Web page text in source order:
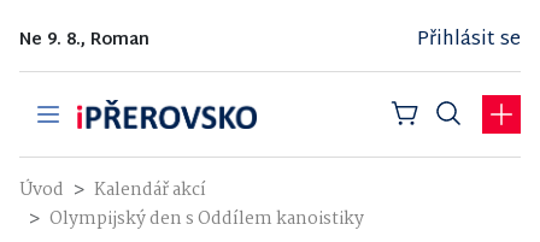
Ne 9. 8., Roman Přihlásit se
Úvod
Kalendář akcí
Olympijský den s Oddílem kanoistiky